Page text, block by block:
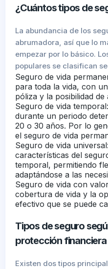
¿Cuántos tipos de
La abundancia de los
abrumadora, así que lo
empezar por lo básico.
populares se clasifican
Seguro de vida
para toda la vida, con
póliza y la posibilidad
Seguro de vida
durante un periodo
20 o 30 años. Por lo
el seguro de vida
Seguro de vida
características del
temporal, permitiendo
adaptándose a las
Seguro de vida con
cobertura de vida y la
efectivo que se puede
Tipos de seguro
protección financiera
Existen dos tipos